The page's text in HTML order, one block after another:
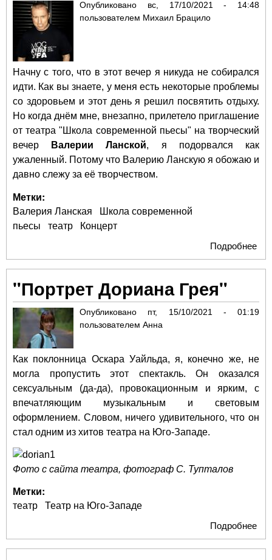
Опубликовано вс, 17/10/2021 - 14:48
пользователем Михаил Брацило
Начну с того, что в этот вечер я никуда не собирался
идти. Как вы знаете, у меня есть некоторые проблемы
со здоровьем и этот день я решил посвятить отдыху.
Но когда днём мне, внезапно, прилетело приглашение
от театра "Школа современной пьесы" на творческий
вечер
Валерии Ланской, я подорвался как
ужаленный. Потому что Валерию Ланскую я обожаю и
давно слежу за её творчеством.
Метки:
Валерия Ланская
Школа современной
пьесы
театр
Концерт
Подробнее
"Портрет Дориана Грея"
Опубликовано пт, 15/10/2021 - 01:19
пользователем Анна
Как поклонница Оскара Уайльда, я, конечно же, не
могла пропустить этот спектакль. Он оказался
сексуальным (да-да), провокационным и ярким, с
впечатляющим музыкальным и световым
оформлением. Словом, ничего удивительного, что он
стал одним из хитов театра на Юго-Западе.
Фото с сайта театра, фотограф С. Тупталов
Метки:
театр
Театр на Юго-Западе
Подробнее